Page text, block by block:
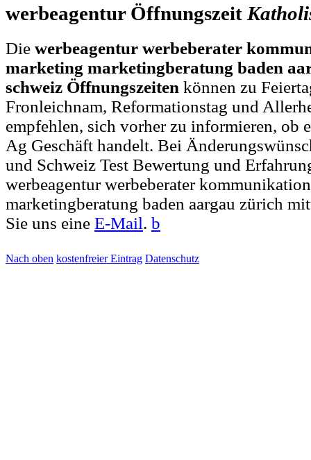
werbeagentur Öffnungszeit
Die werbeagentur werbeberater
marketing marketingberatung baden
schweiz Öffnungszeiten können zu
Fronleichnam, Reformationstag und
empfehlen, sich vorher zu informieren, ob
Ag Geschäft handelt. Bei
und Schweiz Test Bewertung und
werbeagentur werbeberater
marketingberatung baden aargau zürich
Sie uns eine E-Mail. b
Nach oben kostenfreier Eintrag Datenschutz